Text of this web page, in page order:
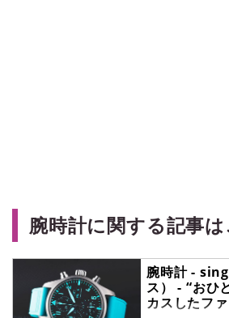
腕時計に関する記事
腕時計 -
ス） - “おひ
カスしたフ